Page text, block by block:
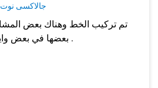
جالاكسى نوت
تم تركيب الخط وهناك بعض
بعضها في بعض وايضا لم يتم تغيير الارقام .